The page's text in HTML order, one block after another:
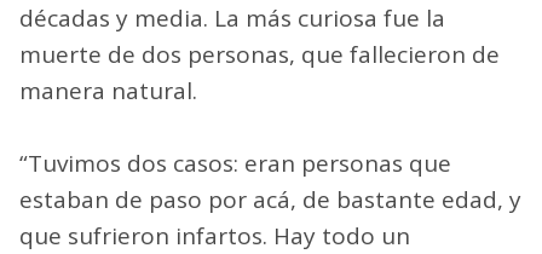
décadas y media. La más curiosa fue la
muerte de dos personas, que fallecieron de
manera natural.
“Tuvimos dos casos: eran personas que
estaban de paso por acá, de bastante edad, y
que sufrieron infartos. Hay todo un